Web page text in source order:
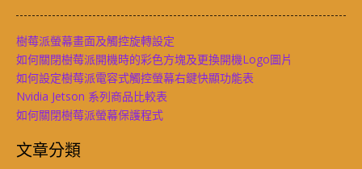
樹莓派螢幕畫面及觸控旋轉設定
如何關閉樹莓派開機時的彩色方塊及更換開機Logo圖片
如何設定樹莓派電容式觸控螢幕右鍵快顯功能表
Nvidia Jetson 系列商品比較表
如何關閉樹莓派螢幕保護程式
文章分類